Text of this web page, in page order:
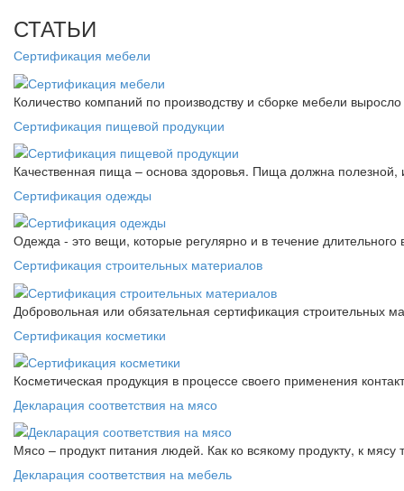
СТАТЬИ
Сертификация мебели
Количество компаний по производству и сборке мебели
Сертификация пищевой продукции
Качественная пища – основа здоровья. Пища должна
Сертификация одежды
Одежда - это вещи, которые регулярно и в течение
Сертификация строительных материалов
Добровольная или обязательная сертификация строительных
Сертификация косметики
Косметическая продукция в процессе своего применения
Декларация соответствия на мясо
Мясо – продукт питания людей. Как ко всякому продукту, к мясу
Декларация соответствия на мебель